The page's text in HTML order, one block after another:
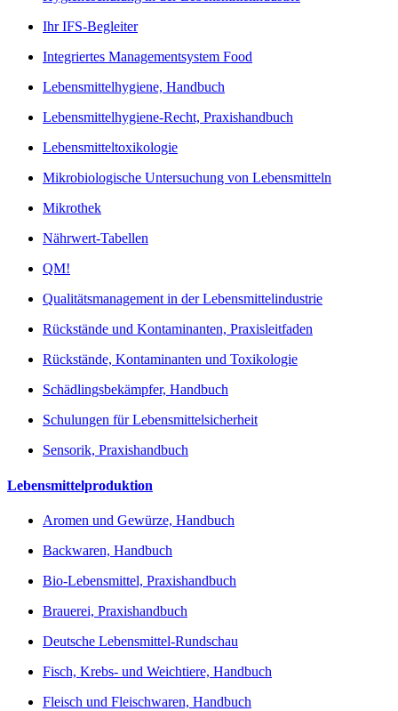
Ihr IFS-Begleiter
Integriertes Managementsystem Food
Lebensmittelhygiene, Handbuch
Lebensmittelhygiene-Recht, Praxishandbuch
Lebensmitteltoxikologie
Mikrobiologische Untersuchung von Lebensmitteln
Mikrothek
Nährwert-Tabellen
QM!
Qualitätsmanagement in der Lebensmittelindustrie
Rückstände und Kontaminanten, Praxisleitfaden
Rückstände, Kontaminanten und Toxikologie
Schädlingsbekämpfer, Handbuch
Schulungen für Lebensmittelsicherheit
Sensorik, Praxishandbuch
Lebensmittelproduktion
Aromen und Gewürze, Handbuch
Backwaren, Handbuch
Bio-Lebensmittel, Praxishandbuch
Brauerei, Praxishandbuch
Deutsche Lebensmittel-Rundschau
Fisch, Krebs- und Weichtiere, Handbuch
Fleisch und Fleischwaren, Handbuch